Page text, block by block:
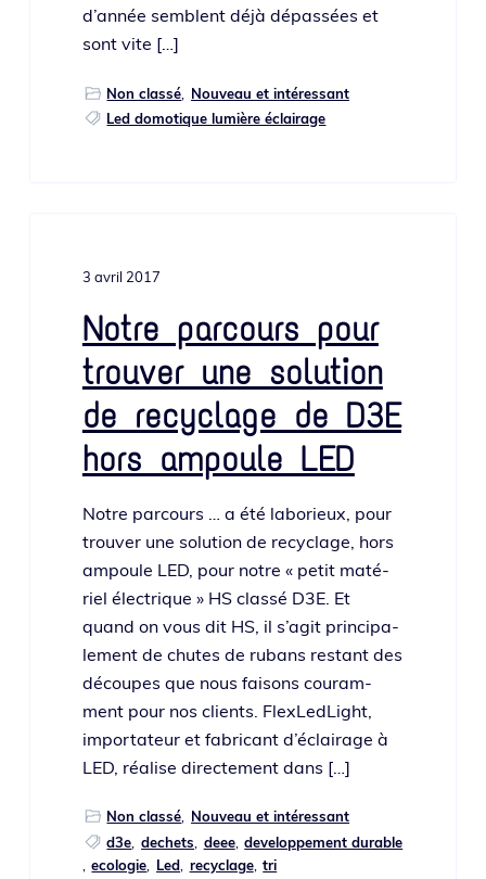
d’an­née semblent déjà dépas­sées et
sont vite […]
Non classé
Nouveau et intéressant
Led domotique lumière éclairage
3 avril 2017
Notre parcours pour
trouver une solution
de recyclage de D3E
hors ampoule LED
Notre par­cours … a été labo­rieux, pour
trou­ver une solu­tion de recy­clage, hors
ampoule LED, pour notre « petit maté­
riel élec­trique » HS clas­sé D3E. Et
quand on vous dit HS, il s’a­git prin­ci­pa­
le­ment de chutes de rubans res­tant des
découpes que nous fai­sons cou­ram­
ment pour nos clients. FlexLedLight,
impor­ta­teur et fabri­cant d’éclairage à
LED, réa­lise direc­te­ment dans […]
Non classé
Nouveau et intéressant
d3e dechets deee, developpement durable
ecologie Led recyclage, tri